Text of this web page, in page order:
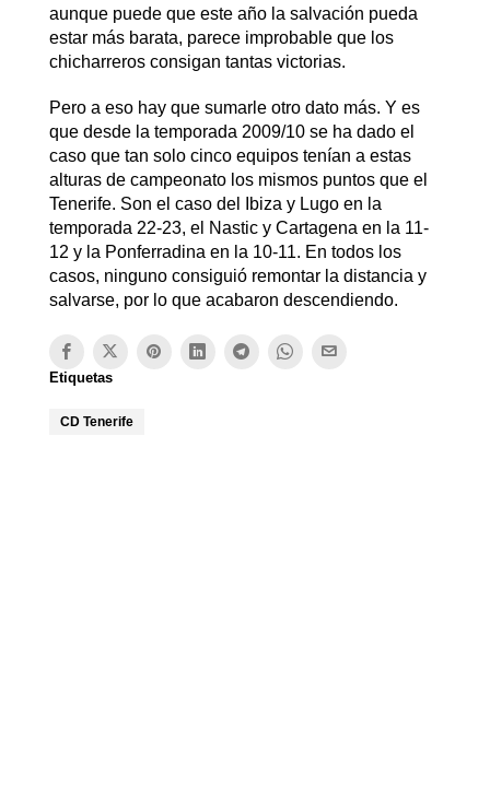
aunque puede que este año la salvación pueda
estar más barata, parece improbable que los
chicharreros consigan tantas victorias.
Pero a eso hay que sumarle otro dato más. Y es
que desde la temporada 2009/10 se ha dado el
caso que tan solo cinco equipos tenían a estas
alturas de campeonato los mismos puntos que el
Tenerife. Son el caso del Ibiza y Lugo en la
temporada 22-23, el Nastic y Cartagena en la 11-
12 y la Ponferradina en la 10-11. En todos los
casos, ninguno consiguió remontar la distancia y
salvarse, por lo que acabaron descendiendo.
Etiquetas
CD Tenerife